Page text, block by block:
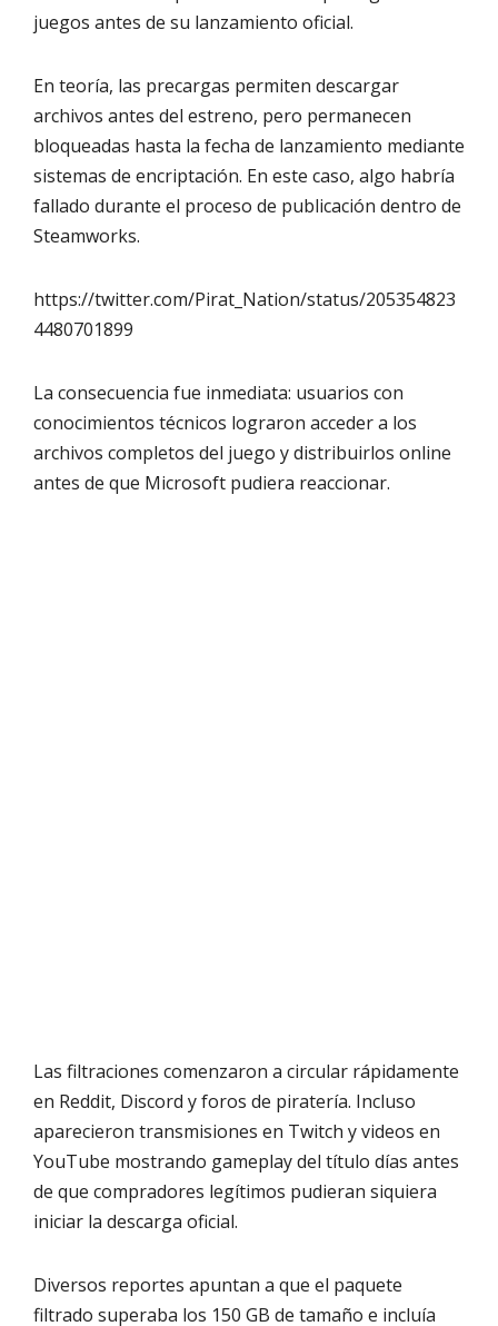
juegos antes de su lanzamiento oficial.
En teoría, las precargas permiten descargar
archivos antes del estreno, pero permanecen
bloqueadas hasta la fecha de lanzamiento mediante
sistemas de encriptación. En este caso, algo habría
fallado durante el proceso de publicación dentro de
Steamworks.
https://twitter.com/Pirat_Nation/status/205354823
4480701899
La consecuencia fue inmediata: usuarios con
conocimientos técnicos lograron acceder a los
archivos completos del juego y distribuirlos online
antes de que Microsoft pudiera reaccionar.
Las filtraciones comenzaron a circular rápidamente
en Reddit, Discord y foros de piratería. Incluso
aparecieron transmisiones en Twitch y videos en
YouTube mostrando gameplay del título días antes
de que compradores legítimos pudieran siquiera
iniciar la descarga oficial.
Diversos reportes apuntan a que el paquete
filtrado superaba los 150 GB de tamaño e incluía